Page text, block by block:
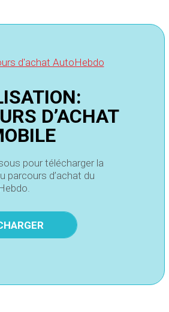
D’ACHAT
pour télécharger la
parcours d’achat du